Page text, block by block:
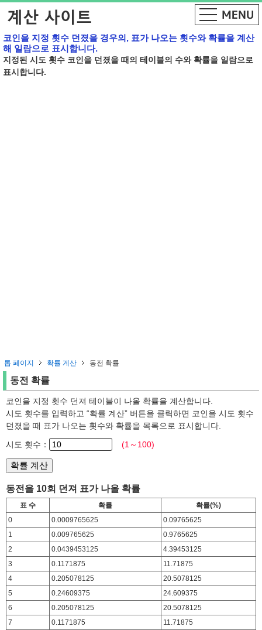
코인을 지정 횟수 던졌을 경우의, 표가 나오는 횟수와 확률을 계산
해 일람으로 표시합니다.
지정된 시도 횟수 코인을 던졌을 때의 테이블의 수와 확률을 일람으로
표시합니다.
톱 페이지 확률 계산 동전 확률
동전 확률
코인을 지정 횟수 던져 테이블이 나올 확률을 계산합니다.
시도 횟수를 입력하고 “확률 계산” 버튼을 클릭하면 코인을 시도 횟수
던졌을 때 표가 나오는 횟수와 확률을 목록으로 표시합니다.
시도 횟수：
(1～100)
동전을 10회 던져 표가 나올 확률
표 수 확률
확률(%)
0
0.0009765625
0.09765625
1
0.009765625
0.9765625
2
0.0439453125
4.39453125
3
0.1171875
11.71875
4
0.205078125
20.5078125
5
0.24609375
24.609375
6
0.205078125
20.5078125
7
0.1171875
11.71875